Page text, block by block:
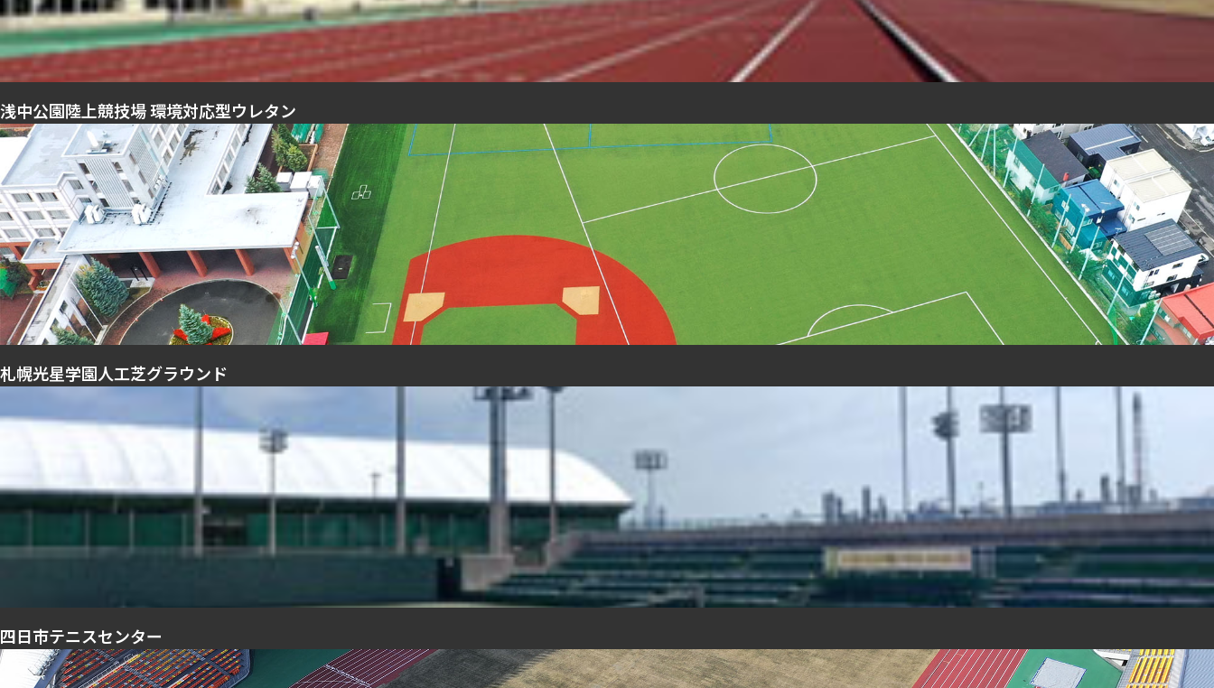
浅中公園陸上競技場 環境対応型ウレタン
札幌光星学園人工芝グラウンド
四日市テニスセンター